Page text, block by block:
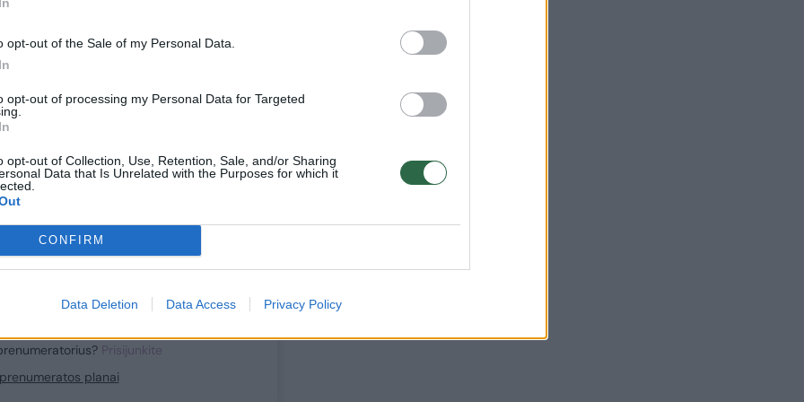
opt-out of the Sale of my Personal Data.
opt-out of processing my Personal Data for Targeted
opt-out of Collection, Use, Retention, Sale, and/or Sharing
Data that Is Unrelated with the Purposes for which it
CONFIRM
Data Deletion Data Access Privacy Policy
toliau?
mūsų bendruomenės
prenumeratoriumi
1 Eur / mėn.
Prisijunkite
planai